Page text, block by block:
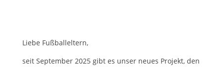
Liebe Fußballeltern,
seit September 2025 gibt es unser neues Projekt, den